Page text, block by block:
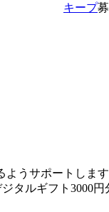
キープ
ようサポートしま
タルギフト3000円